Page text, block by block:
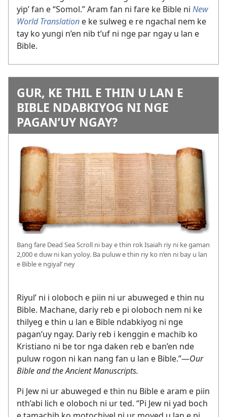
yip’ fan e “Somol.” Aram fan ni fare ke Bible ni New
World Translation e ke sulweg e re ngachal nem ke
tay ko yungi n’en nib t’uf ni nge par ngay u lan e
Bible.
GUR, KE THIL E THIN U LAN E
BIBLE NDABKIYOG NI NGE
PAGAN’UY NGAY?
Bang fare Dead Sea Scroll ni bay e thin rok Isaiah riy ni ke gaman
2,000 e duw ni kan yoloy. Ba puluw e thin riy ko n’en ni bay u lan
e Bible e ngiyal’ ney
Riyul’ ni i oloboch e piin ni ur abuweged e thin nu
Bible. Machane, dariy reb e pi oloboch nem ni ke
thilyeg e thin u lan e Bible ndabkiyog ni nge
pagan’uy ngay. Dariy reb i kenggin e machib ko
Kristiano ni be tor nga daken reb e ban’en nde
puluw rogon ni kan nang fan u lan e Bible.”​—Our
Bible and the Ancient Manuscripts.
Pi Jew ni ur abuweged e thin nu Bible e aram e piin
nth’abi lich e oloboch ni ur ted. “Pi Jew ni yad boch